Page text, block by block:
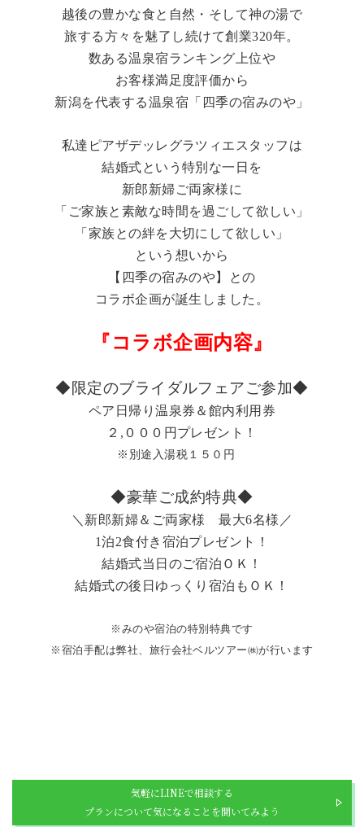
越後の豊かな食と自然・そして神の湯で
旅する方々を魅了し続けて創業320年。
数ある温泉宿ランキング上位や
お客様満足度評価から
新潟を代表する温泉宿「四季の宿みのや」
私達ピアザデッレグラツィエスタッフは
結婚式という特別な一日を
新郎新婦ご両家様に
「ご家族と素敵な時間を過ごして欲しい」
「家族との絆を大切にして欲しい」
という想いから
【四季の宿みのや】との
コラボ企画が誕生しました。
『コラボ企画内容』
◆限定のブライダルフェアご参加◆
ペア日帰り温泉券＆館内利用券
２ , ０００円プレゼント！
※別途入湯税１５０円
◆豪華ご成約特典◆
＼新郎新婦＆ご両家様 最大6名様／
1泊2食付き宿泊プレゼント！
結婚式当日のご宿泊ＯＫ！
結婚式の後日ゆっくり宿泊もＯＫ！
※みのや宿泊の特別特典です
※宿泊手配は弊社、旅行会社ベルツアー㈱が行います
気軽にLINEで相談する
プランについて気になることを聞いてみよう